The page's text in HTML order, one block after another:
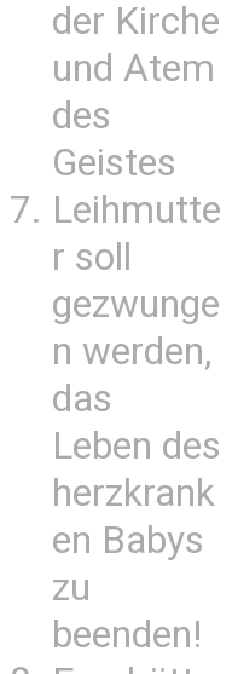
der Kirche
und Atem
des
Geistes
Leihmutte
r soll
gezwunge
n werden,
das
Leben des
herzkrank
en Babys
zu
beenden!